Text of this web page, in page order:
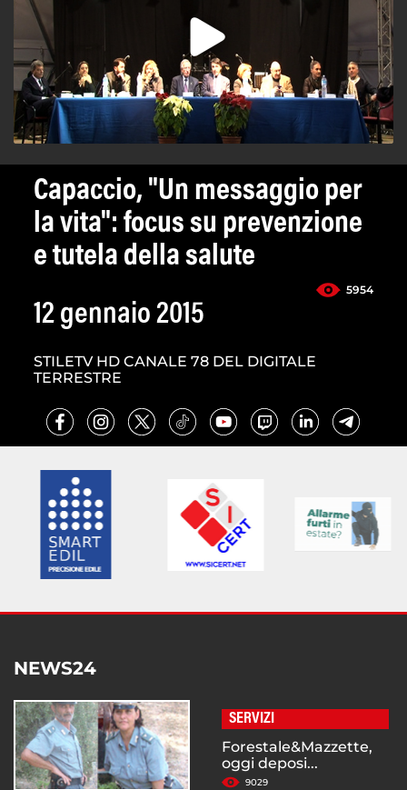
Capaccio, "Un messaggio per
la vita": focus su prevenzione
e tutela della salute
5954
12 gennaio 2015
STILETV HD CANALE 78 DEL DIGITALE
TERRESTRE
NEWS24
SERVIZI
Forestale&Mazzette,
oggi deposi...
9029